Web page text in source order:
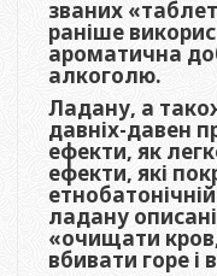
званих
раніше
ароматична
алкоголю.
Ладану, а
давніх-давен
ефекти, як
ефекти, які
ладану описані
«очищати
вбивати горе і